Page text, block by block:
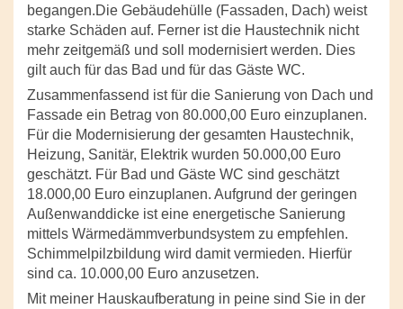
begangen.Die Gebäudehülle (Fassaden, Dach) weist
starke Schäden auf. Ferner ist die Haustechnik nicht
mehr zeitgemäß und soll modernisiert werden. Dies
gilt auch für das Bad und für das Gäste WC.
Zusammenfassend ist für die Sanierung von Dach und
Fassade ein Betrag von 80.000,00 Euro einzuplanen.
Für die Modernisierung der gesamten Haustechnik,
Heizung, Sanitär, Elektrik wurden 50.000,00 Euro
geschätzt. Für Bad und Gäste WC sind geschätzt
18.000,00 Euro einzuplanen. Aufgrund der geringen
Außenwanddicke ist eine energetische Sanierung
mittels Wärmedämmverbundsystem zu empfehlen.
Schimmelpilzbildung wird damit vermieden. Hierfür
sind ca. 10.000,00 Euro anzusetzen.
Mit meiner Hauskaufberatung in peine sind Sie in der